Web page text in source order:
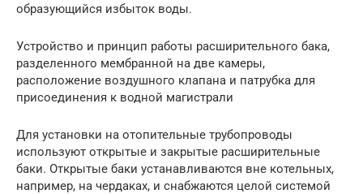
образующийся избыток воды.
Устройство и принцип работы расширительного бака,
разделенного мембранной на две камеры,
расположение воздушного клапана и патрубка для
присоединения к водной магистрали
Для установки на отопительные трубопроводы
используют открытые и закрытые расширительные
баки. Открытые баки устанавливаются вне котельных,
например, на чердаках, и снабжаются целой системой